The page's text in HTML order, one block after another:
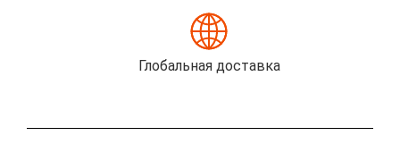
Глобальная доставка